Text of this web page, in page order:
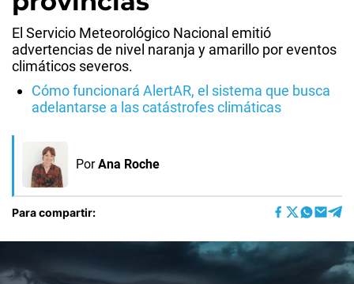
El Servicio Meteorológico Nacional emitió
advertencias de nivel naranja y amarillo por eventos
climáticos severos.
Cómo funcionará AlertAR, el sistema que busca
adelantarse a las catástrofes climáticas
Por Ana Roche
Para compartir: